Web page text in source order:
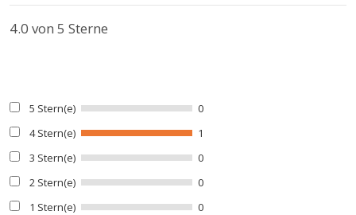
4.0 von 5 Sterne
5 Stern(e)
0
4 Stern(e)
1
3 Stern(e)
0
2 Stern(e)
0
1 Stern(e)
0